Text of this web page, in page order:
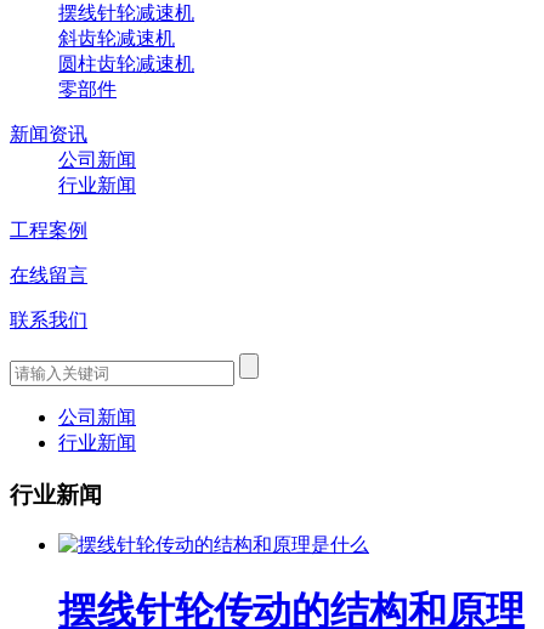
摆线针轮减速机
斜齿轮减速机
圆柱齿轮减速机
零部件
新闻资讯
公司新闻
行业新闻
工程案例
在线留言
联系我们
公司新闻
行业新闻
行业新闻
摆线针轮传动的结构和原理